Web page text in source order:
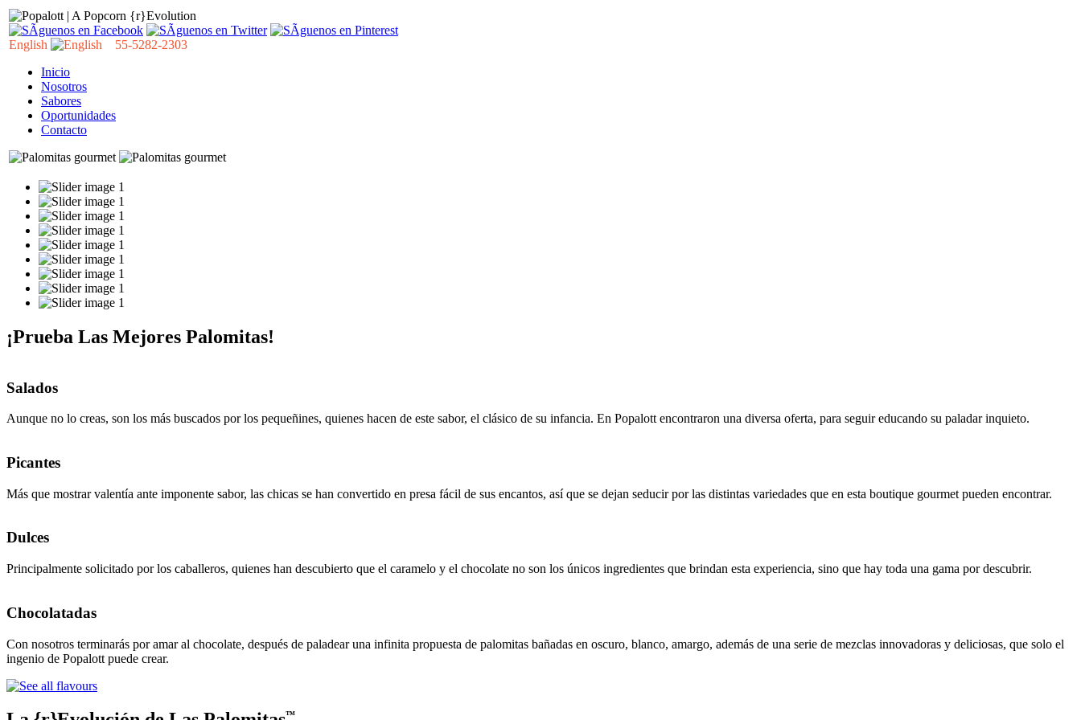
English
55-5282-2303
Inicio
Nosotros
Sabores
Oportunidades
Contacto
¡Prueba Las Mejores Palomitas!
Salados
Aunque no lo creas, son los más buscados por los pequeñines, quienes hacen de este sabor, el clásico de su infancia. En Popalott encontraron una diversa oferta, para seguir educando su paladar inquieto.
Picantes
Más que mostrar valentía ante imponente sabor, las chicas se han convertido en presa fácil de sus encantos, así que se dejan seducir por las distintas variedades que en esta boutique gourmet pueden encontrar.
Dulces
Principalmente solicitado por los caballeros, quienes han descubierto que el caramelo y el chocolate no son los únicos ingredientes que brindan esta experiencia, sino que hay toda una gama por descubrir.
Chocolatadas
Con nosotros terminarás por amar al chocolate, después de paladear una infinita propuesta de palomitas bañadas en oscuro, blanco, amargo, además de una serie de mezclas innovadoras y deliciosas, que solo el
ingenio de Popalott puede crear.
™